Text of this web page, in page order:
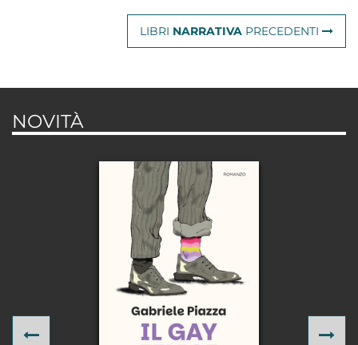
LIBRI NARRATIVA PRECEDENTI
NOVITÀ
Previous